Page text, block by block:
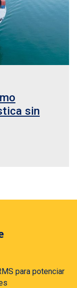
sin
para potenciar